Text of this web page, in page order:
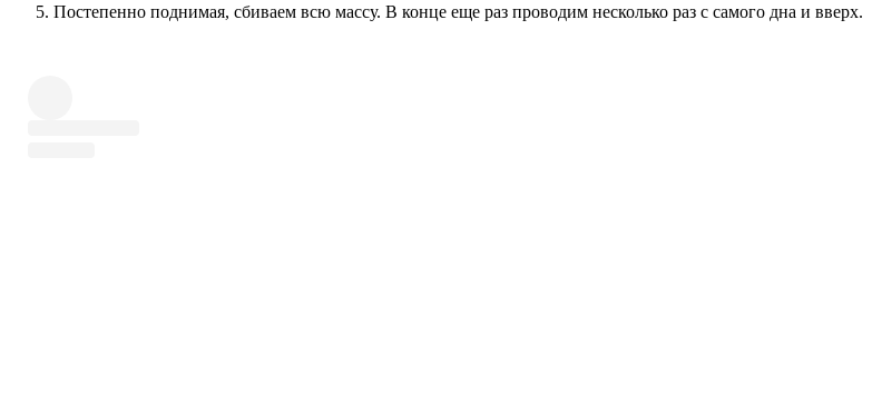
Постепенно поднимая, сбиваем всю массу. В конце еще раз проводим несколько раз с самого дна и вверх.